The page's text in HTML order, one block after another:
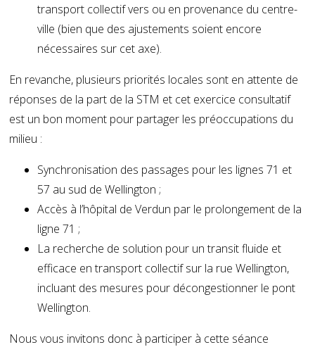
transport collectif vers ou en provenance du centre-
ville (bien que des ajustements soient encore
nécessaires sur cet axe).
En revanche, plusieurs priorités locales sont en attente de
réponses de la part de la STM et cet exercice consultatif
est un bon moment pour partager les préoccupations du
milieu :
Synchronisation des passages pour les lignes 71 et
57 au sud de Wellington ;
Accès à l’hôpital de Verdun par le prolongement de la
ligne 71 ;
La recherche de solution pour un transit fluide et
efficace en transport collectif sur la rue Wellington,
incluant des mesures pour décongestionner le pont
Wellington.
Nous vous invitons donc à participer à cette séance